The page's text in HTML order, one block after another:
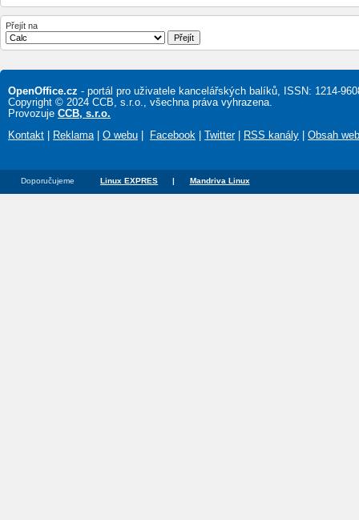
Přejít na
OpenOffice.cz - portál pro uživatele kancelářských balíků, ISSN: 1214-
Copyright © 2024 CCB, s.r.o., všechna práva vyhrazena.
Provozuje CCB, s.r.o.
Kontakt
Reklama O webu Facebook Twitter| RSS kanály Obsah
Doporučujeme Linux EXPRES | Mandriva Linux